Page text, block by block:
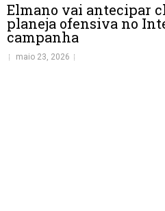
Elmano vai antecipar
planeja ofensiva no
campanha
maio 23, 2026